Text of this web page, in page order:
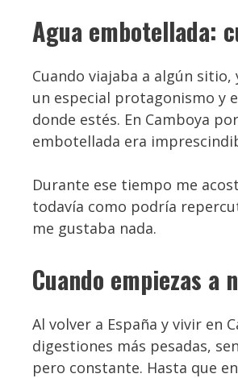
Agua embotellada:
Cuando viajaba a algún
un especial protagonismo y
donde estés. En Camboya
embotellada era
Durante ese tiempo me
todavía como podría
me gustaba nada.
Cuando empiezas a
Al volver a España y vivir en
digestiones más pesadas,
pero constante. Hasta que